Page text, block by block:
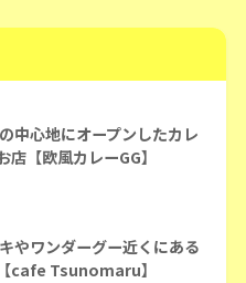
中心地にオープンしたカレ
【欧風カレーGG】
やワンダーグー近くにある
cafe Tsunomaru】